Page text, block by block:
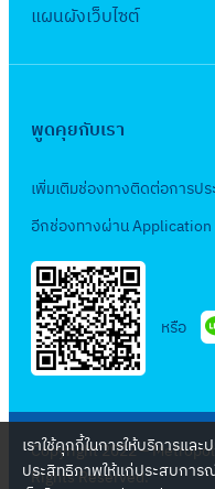
แผนผังเว็บไซต์
พูดคุยกับเรา
เพิ่มเติมช่องทางติดต่อการป
อีกช่องทางผ่าน Application
หรือ
Copyright 2022 –
Rights Reserved.
เราใช้คุกกี้ในการให้บริการแล
ประสิทธิภาพให้แก่ประสบกา